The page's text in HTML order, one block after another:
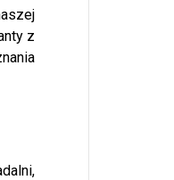
z